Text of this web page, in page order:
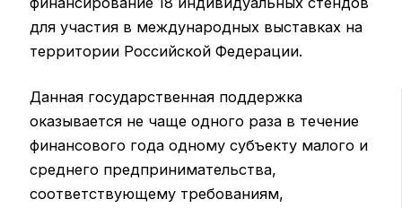
для участия в международных выставках на
территории Российской Федерации.
Данная государственная поддержка
оказывается не чаще одного раза в течение
финансового года одному субъекту малого и
среднего предпринимательства,
соответствующему требованиям,